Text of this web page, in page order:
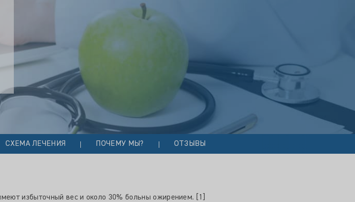
СХЕМА ЛЕЧЕНИЯ ПОЧЕМУ МЫ? ОТЗЫВЫ
избыточный вес и около 30% больны ожирением. [1]